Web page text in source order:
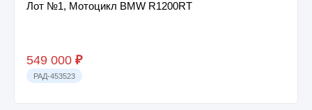
Лот №1, Мотоцикл BMW R1200RT
549 000 ₽
РАД-453523